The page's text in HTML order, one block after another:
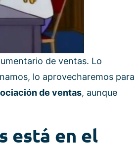
de ventas. Lo
lo aprovecharemos para
de ventas, aunque
está en el